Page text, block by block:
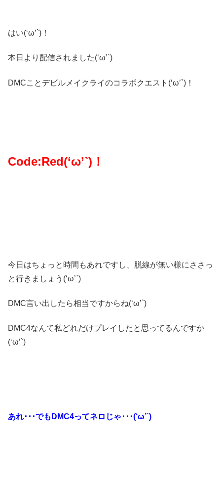
はい(‘ω’`)！
本日より配信されました(‘ω’`)
DMCことデビルメイクライのコラボクエスト(‘ω’`)！
Code:Red(‘ω’`)！
今日はちょっと時間もあれですし、脱線が無い様にささっ
と行きましょう(‘ω’`)
DMC言い出したら相当ですからね(‘ω’`)
DMC4なんて私どれだけプレイしたと思ってるんですか
(‘ω’`)
あれ･･･でもDMC4ってネロじゃ･･･(‘ω’`)